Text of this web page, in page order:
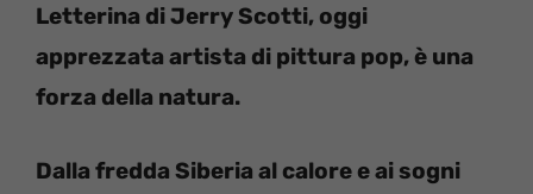
Letterina di Jerry Scotti, oggi
apprezzata artista di pittura pop, è una
forza della natura.
Dalla fredda Siberia al calore e ai sogni